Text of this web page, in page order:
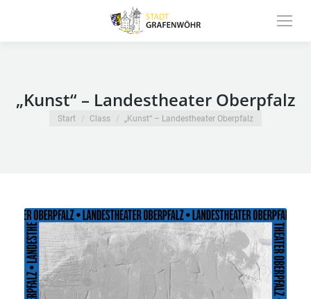
„Kunst“ – Landestheater Oberpfalz
Sie befinden sich hier:
Start Class „Kunst“ – Landestheater Oberpfalz